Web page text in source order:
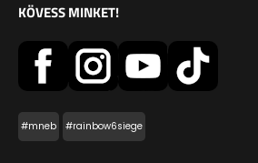
KÖVESS MINKET!
#mneb #rainbow6siege